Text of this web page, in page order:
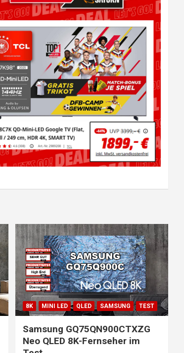
8K MINI LED QLED SAMSUNG TEST
Samsung GQ75QN900CTXZG
Neo QLED 8K-Fernseher im